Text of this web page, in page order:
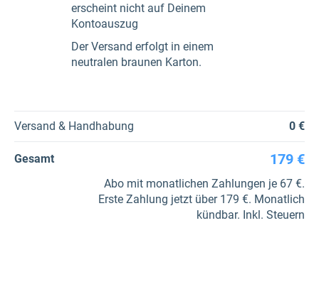
erscheint nicht auf Deinem
Kontoauszug
Der Versand erfolgt in einem
neutralen braunen Karton.
Versand & Handhabung 0 €
Gesamt 179 €
Abo mit monatlichen Zahlungen je 67 €.
Erste Zahlung jetzt über 179 €. Monatlich
kündbar. Inkl. Steuern